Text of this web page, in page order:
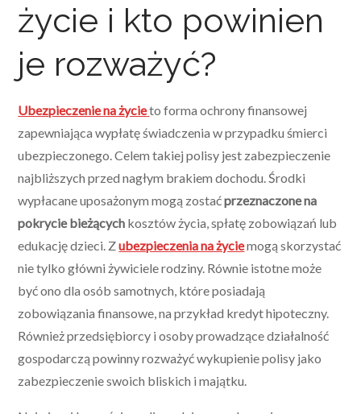
życie i kto powinien
je rozważyć?
Ubezpieczenie na życieto forma ochrony finansowej
zapewniająca wypłatę świadczenia w przypadku śmierci
ubezpieczonego. Celem takiej polisy jest zabezpieczenie
najbliższych przed nagłym brakiem dochodu. Środki
wypłacane uposażonym mogą zostaćprzeznaczone na
pokrycie bieżących kosztów życia, spłatę zobowiązań lub
edukację dzieci. Zubezpieczenia na życiemogą skorzystać
nie tylko główni żywiciele rodziny. Równie istotne może
być ono dla osób samotnych, które posiadają
zobowiązania finansowe, na przykład kredyt hipoteczny.
Również przedsiębiorcy i osoby prowadzące działalność
gospodarczą powinny rozważyć wykupienie polisy jako
zabezpieczenie swoich bliskich i majątku.